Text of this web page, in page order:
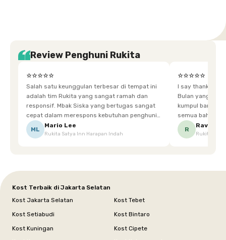
Review Penghuni Rukita
⭐⭐⭐⭐⭐
Salah satu keunggulan terbesar di tempat ini
adalah tim Rukita yang sangat ramah dan
responsif. Mbak Siska yang bertugas sangat
cepat dalam merespons kebutuhan penghuni.
Ketika saya meminta keset karena sempat
terpeleset, permintaan tersebut langsung
ML
Mario Lee
Rukita Satya Inn Harapan Indah
⭐⭐⭐⭐⭐
I say thankyou
Bulan yang super happy! banyak
kumpul bareng
semua bahagia
mgkn saran dari air aja & kebersihan lebih di
R
Ravena
Rukita
Kost Terbaik di Jakarta Selatan
Kost Jakarta Selatan
Kost Tebet
Kost Setiabudi
Kost Bintaro
Kost Kuningan
Kost Cipete